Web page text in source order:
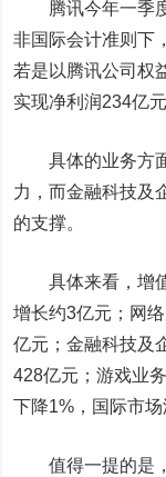
腾讯今年一季度
非国际会计准则下
若是以腾讯公司权
实现净利润234亿
具体的业务方面
力，而金融科技及
的支撑。
具体来看，增值
增长约3亿元；网
亿元；金融科技及
428亿元；游戏业
下降1%，国际市
值得一提的是，